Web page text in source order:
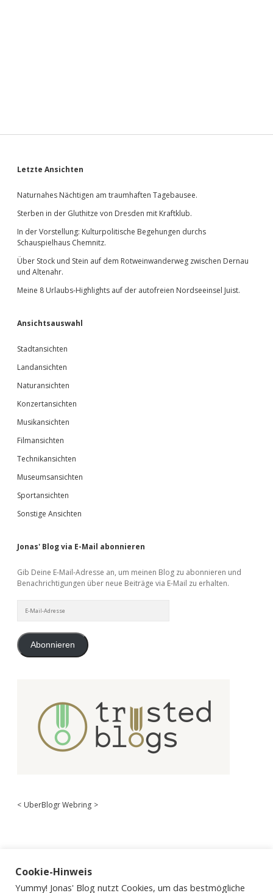
Sidebar
Letzte Ansichten
Naturnahes Nächtigen am traumhaften Tagebausee.
Sterben in der Gluthitze von Dresden mit Kraftklub.
In der Vorstellung: Kulturpolitische Begehungen durchs
Schauspielhaus Chemnitz.
Über Stock und Stein auf dem Rotweinwanderweg zwischen Dernau
und Altenahr.
Meine 8 Urlaubs-Highlights auf der autofreien Nordseeinsel Juist.
Ansichtsauswahl
Stadtansichten
Landansichten
Naturansichten
Konzertansichten
Musikansichten
Filmansichten
Technikansichten
Museumsansichten
Sportansichten
Sonstige Ansichten
Jonas' Blog via E-Mail abonnieren
Gib Deine E-Mail-Adresse an, um meinen Blog zu abonnieren und
Benachrichtigungen über neue Beiträge via E-Mail zu erhalten.
Mail-
Abonnieren
< UberBlogr Webring >
Cookie-Hinweis
Yummy! Jonas' Blog nutzt Cookies, um das bestmögliche